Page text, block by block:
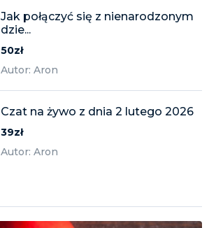
Jak połączyć się z nienarodzonym
dzie...
50zł
Autor: Aron
Czat na żywo z dnia 2 lutego 2026
39zł
Autor: Aron